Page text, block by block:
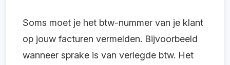
Soms moet je het btw-nummer van je klant
op jouw facturen vermelden. Bijvoorbeeld
wanneer sprake is van verlegde btw. Het